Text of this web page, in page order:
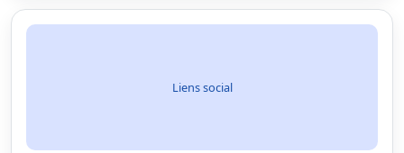
Liens social